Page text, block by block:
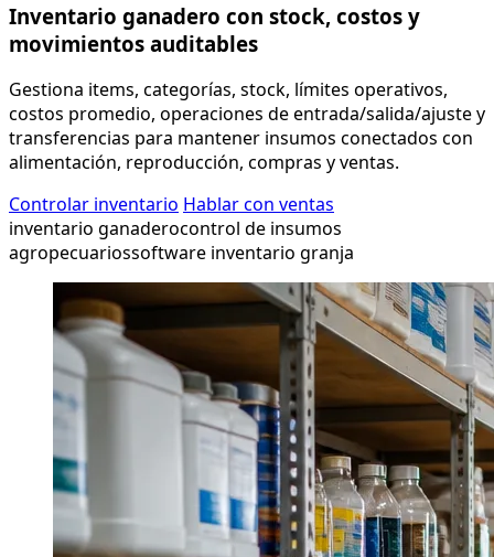
Inventario ganadero con stock, costos y
movimientos auditables
Gestiona items, categorías, stock, límites operativos,
costos promedio, operaciones de entrada/salida/ajuste y
transferencias para mantener insumos conectados con
alimentación, reproducción, compras y ventas.
Controlar inventario Hablar con ventas
inventario ganaderocontrol de insumos
agropecuariossoftware inventario granja